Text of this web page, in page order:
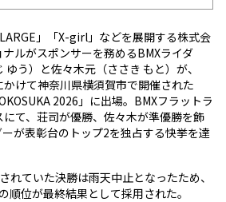
」「X-girl」などを展開する株式会
ルがスポンサーを務めるBMXライダ
う）と佐々木元（ささき もと）が、
けて神奈川県横須賀市で開催された
2026」に出場。BMXフラットラ
て、荘司が優勝、佐々木が準優勝を飾
が表彰台のトップ2を独占する快挙を達
れていた決勝は雨天中止となったため、
順位が最終結果として採用された。